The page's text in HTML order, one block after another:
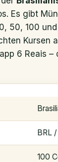
Es gibt
50, 100
Kursen
6 Reais
BRL /
100